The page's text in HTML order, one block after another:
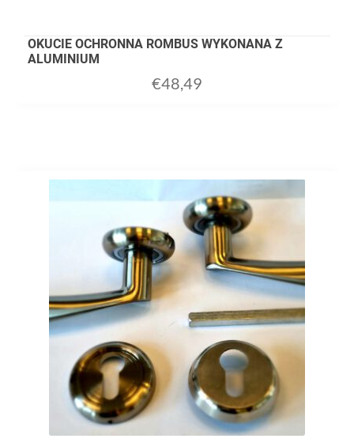
OKUCIE OCHRONNA ROMBUS WYKONANA Z
ALUMINIUM
€48,49